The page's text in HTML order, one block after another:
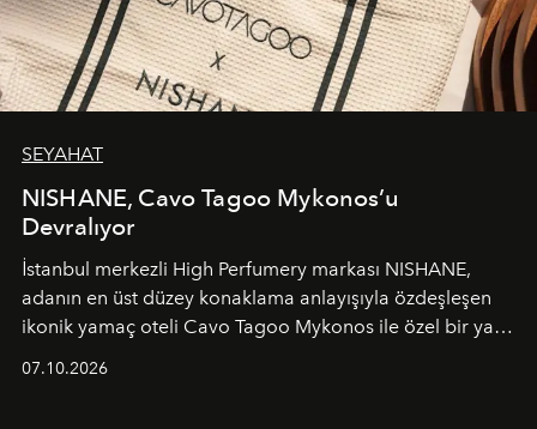
SEYAHAT
NISHANE, Cavo Tagoo Mykonos’u
Devralıyor
İstanbul merkezli High Perfumery markası NISHANE,
adanın en üst düzey konaklama anlayışıyla özdeşleşen
ikonik yamaç oteli Cavo Tagoo Mykonos ile özel bir yaz
07.10.2026